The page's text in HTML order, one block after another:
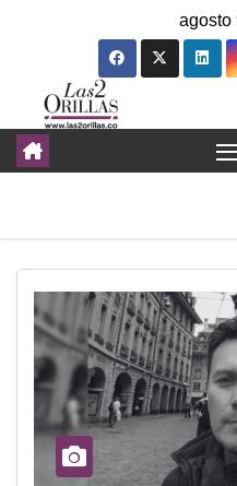
agosto